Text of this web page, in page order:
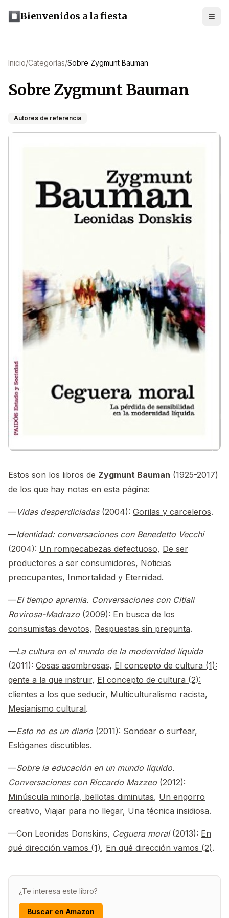
Bienvenidos a la fiesta
Inicio/Categorías/Sobre Zygmunt Bauman
Sobre Zygmunt Bauman
Autores de referencia
Estos son los libros de Zygmunt Bauman (1925-2017)
de los que hay notas en esta página:
—Vidas desperdiciadas(2004): Gorilas y carceleros.
—Identidad: conversaciones con Benedetto Vecchi
(2004): Un rompecabezas defectuoso, De ser
productores a ser consumidores, Noticias
preocupantes, Inmortalidad y Eternidad.
—El tiempo apremia. Conversaciones con Citlali
Rovirosa-Madrazo (2009): En busca de los
consumistas devotos, Respuestas sin pregunta.
—La cultura en el mundo de la modernidad líquida
(2011): Cosas asombrosas, El concepto de cultura (1):
gente a la que instruir, El concepto de cultura (2):
clientes a los que seducir, Multiculturalismo racista,
Mesianismo cultural.
—Esto no es un diario (2011): Sondear o surfear,
Eslóganes discutibles.
—Sobre la educación en un mundo líquido.
Conversaciones con Riccardo Mazzeo (2012):
Minúscula minoría, bellotas diminutas, Un engorro
creativo, Viajar para no llegar, Una técnica insidiosa.
—Con Leonidas Donskins, Ceguera moral(2013): En
qué dirección vamos (1), En qué dirección vamos (2).
¿Te interesa este libro?
Buscar en Amazon